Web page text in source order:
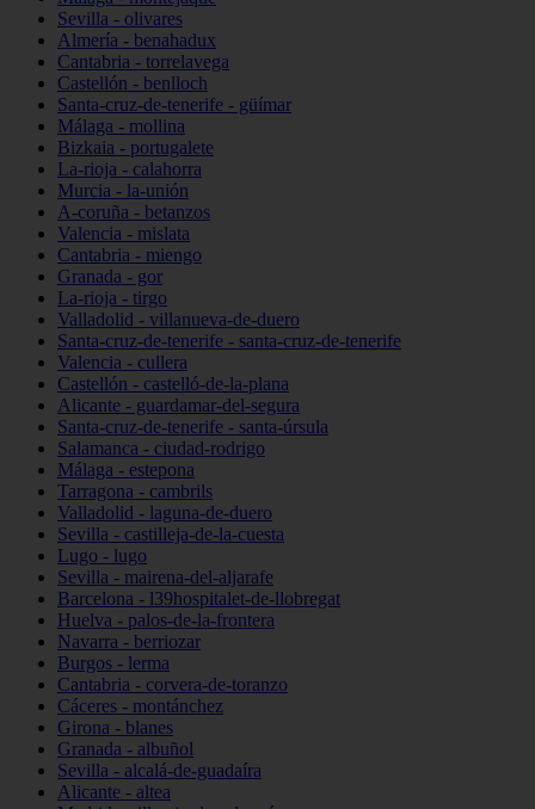
Sevilla - olivares
Almería - benahadux
Cantabria - torrelavega
Castellón - benlloch
Santa-cruz-de-tenerife - güímar
Málaga - mollina
Bizkaia - portugalete
La-rioja - calahorra
Murcia - la-unión
A-coruña - betanzos
Valencia - mislata
Cantabria - miengo
Granada - gor
La-rioja - tirgo
Valladolid - villanueva-de-duero
Santa-cruz-de-tenerife - santa-cruz-de-tenerife
Valencia - cullera
Castellón - castelló-de-la-plana
Alicante - guardamar-del-segura
Santa-cruz-de-tenerife - santa-úrsula
Salamanca - ciudad-rodrigo
Málaga - estepona
Tarragona - cambrils
Valladolid - laguna-de-duero
Sevilla - castilleja-de-la-cuesta
Lugo - lugo
Sevilla - mairena-del-aljarafe
Barcelona - l39hospitalet-de-llobregat
Huelva - palos-de-la-frontera
Navarra - berriozar
Burgos - lerma
Cantabria - corvera-de-toranzo
Cáceres - montánchez
Girona - blanes
Granada - albuñol
Sevilla - alcalá-de-guadaíra
Alicante - altea